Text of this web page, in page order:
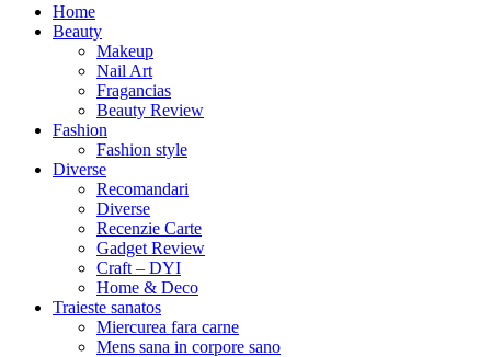
Home
Beauty
Makeup
Nail Art
Fragancias
Beauty Review
Fashion
Fashion style
Diverse
Recomandari
Diverse
Recenzie Carte
Gadget Review
Craft – DYI
Home & Deco
Traieste sanatos
Miercurea fara carne
Mens sana in corpore sano